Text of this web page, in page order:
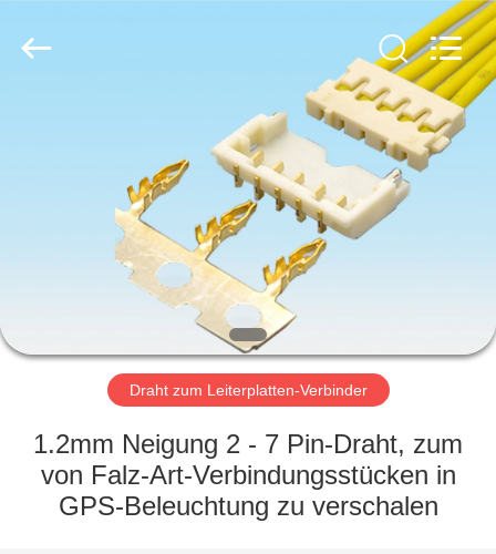
PRODUKTE
FABRIK-
AUSFLUG
QUALITÄTSKONTROLLE
Rights
Draht zum Leiterplatten-Verbinder
1.2mm Neigung 2 - 7 Pin-Draht, zum
von Falz-Art-Verbindungsstücken in
GPS-Beleuchtung zu verschalen